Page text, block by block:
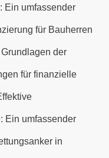
Ein umfassender
für Bauherren
der
für finanzielle
Ein umfassender
in